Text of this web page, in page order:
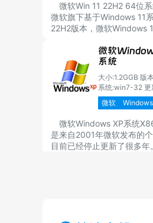
微软Win 11 22H2 64位
微软旗下基于Windows 11
22H2版本，微软Windows
本，广大Windows系统用户
版本的话完全可以安装这个
22H2 64位系统。
微软
系统
大小:1.2GGB 版
系统:win7-32 更
微软
微软Windows XP系统
是来自2001年微软发布的
目前已经停止更新了很多年